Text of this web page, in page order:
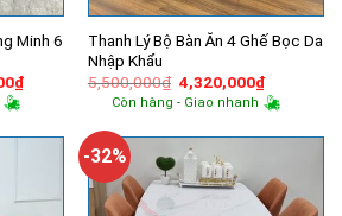
Minh 6
₫Giá
hiện
11,800,000₫.
Thanh Lý Bộ Bàn Ăn 4 Ghế Bọc Da
Nhập Khẩu
5,500,000₫ Giá
gốc
là:
4,320,000₫Giá
hiện
tại
Còn hàng - Giao nhanh
-32%